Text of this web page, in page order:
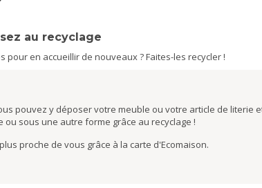
au recyclage
en accueillir de nouveaux ? Faites-les recycler !
pouvez y déposer votre meuble ou votre article de literie
sous une autre forme grâce au recyclage !
proche de vous grâce à la carte d'Ecomaison.